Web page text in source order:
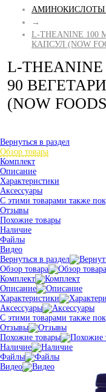
АМИНОКИСЛОТЫ
→
L-THEANINE
КАПСУЛ (NOW
L-
90
(NOW
Вернуться в раздел
Обзор товара
Комплект
Описание
Характеристики
Аксессуары
С этими товарами также
Отзывы
Похожие товары
Наличие
Файлы
Видео
Вернуться в раздел
Обзор товара
Комплект
Описание
Характеристики
Аксессуары
С этими товарами также
Отзывы
Похожие товары
Наличие
Файлы
Видео